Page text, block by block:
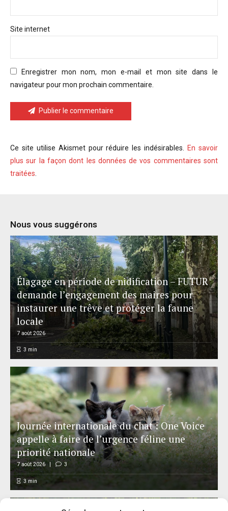
Site internet
Enregistrer mon nom, mon e-mail et mon site dans le
navigateur pour mon prochain commentaire.
Publier le commentaire
Ce site utilise Akismet pour réduire les indésirables.
En savoir
plus sur la façon dont les données de vos commentaires sont
traitées
Nous vous suggérons
Élagage en période de nidification – FUTUR
demande l’engagement des maires pour
instaurer une trêve et protéger la faune
locale
7 août 2026
3 min
Journée internationale du chat : One Voice
appelle à faire de l’urgence féline une
priorité nationale
7 août 2026 3
3 min